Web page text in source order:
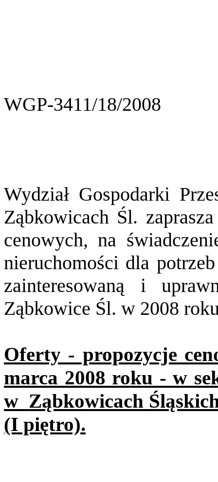
WGP-3411/18/2008
Wydział Gospodarki
Ząbkowicach Śl.
cenowych, na
nieruchomości dla
zainteresowaną i
Ząbkowice Śl. w 2008
Oferty - propozycje
marca 2008 roku - w
w Ząbkowicach
(I piętro).